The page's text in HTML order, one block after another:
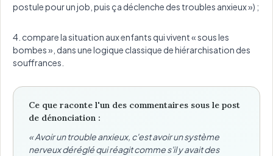
postule pour un job, puis ça déclenche des troubles anxieux ») ;
4. compare la situation aux enfants qui vivent « sous les
bombes », dans une logique classique de hiérarchisation des
souffrances.
Ce que raconte l'un des commentaires sous le post
de dénonciation :
« Avoir un trouble anxieux, c'est avoir un système
nerveux déréglé qui réagit comme s'il y avait des